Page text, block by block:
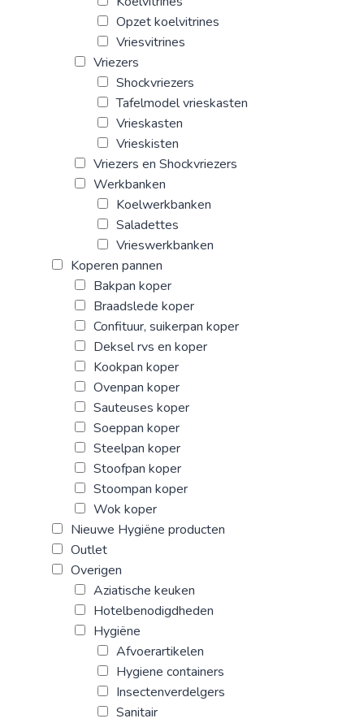
Opzet koelvitrines
Vriesvitrines
Vriezers
Shockvriezers
Tafelmodel vrieskasten
Vrieskasten
Vrieskisten
Vriezers en Shockvriezers
Werkbanken
Koelwerkbanken
Saladettes
Vrieswerkbanken
Koperen pannen
Bakpan koper
Braadslede koper
Confituur, suikerpan koper
Deksel rvs en koper
Kookpan koper
Ovenpan koper
Sauteuses koper
Soeppan koper
Steelpan koper
Stoofpan koper
Stoompan koper
Wok koper
Nieuwe Hygiëne producten
Outlet
Overigen
Aziatische keuken
Hotelbenodigdheden
Hygiëne
Afvoerartikelen
Hygiene containers
Insectenverdelgers
Sanitair